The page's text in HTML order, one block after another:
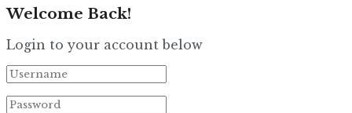
Welcome Back!
Login to your account below